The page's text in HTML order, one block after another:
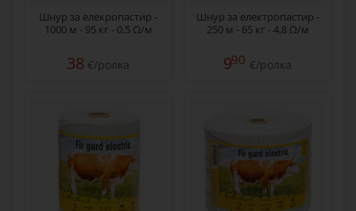
Шнур за елекропастир -
1000 м - 95 кг - 0,5 Ω/м
38 €/ролка
Шнур за електропастир -
250 м - 65 кг - 4,8 Ω/м
990 €/ролка